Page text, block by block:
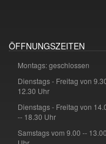
ÖFFNUNGSZEITEN
Montags: geschlossen
Dienstags - Freitag von
12.30 Uhr
Dienstags - Freitag von
-- 18.30 Uhr
Samstags vom 9.00 -- 13.00